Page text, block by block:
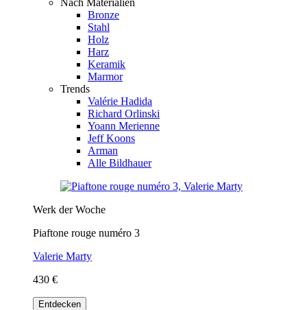
Bronze
Stahl
Holz
Harz
Keramik
Marmor
Trends
Valérie Hadida
Richard Orlinski
Yoann Merienne
Jeff Koons
Arman
Alle Bildhauer
Werk der Woche
Piaftone rouge numéro 3
Valerie Marty
430 €
Entdecken